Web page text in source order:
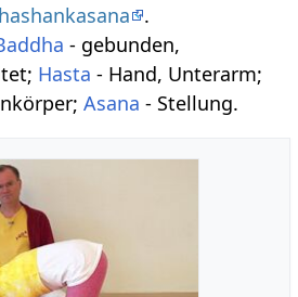
.
- gebunden,
Hasta - Hand, Unterarm;
Asana - Stellung.